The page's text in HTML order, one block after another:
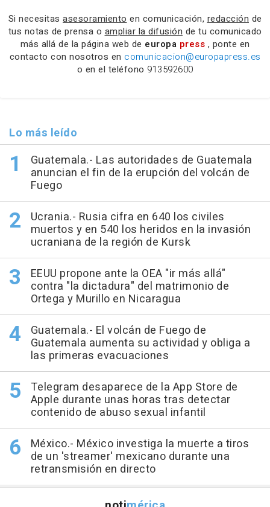
Si necesitas asesoramiento en comunicación, redacción de
tus notas de prensa o ampliar la difusión de tu comunicado
más allá de la página web de europa press , ponte en
contacto con nosotros en comunicacion@europapress.es
o en el teléfono 913592600
Lo más leído
Guatemala.- Las autoridades de Guatemala
anuncian el fin de la erupción del volcán de
Fuego
Ucrania.- Rusia cifra en 640 los civiles
muertos y en 540 los heridos en la invasión
ucraniana de la región de Kursk
EEUU propone ante la OEA "ir más allá"
contra "la dictadura" del matrimonio de
Ortega y Murillo en Nicaragua
Guatemala.- El volcán de Fuego de
Guatemala aumenta su actividad y obliga a
las primeras evacuaciones
Telegram desaparece de la App Store de
Apple durante unas horas tras detectar
contenido de abuso sexual infantil
México.- México investiga la muerte a tiros
de un 'streamer' mexicano durante una
retransmisión en directo